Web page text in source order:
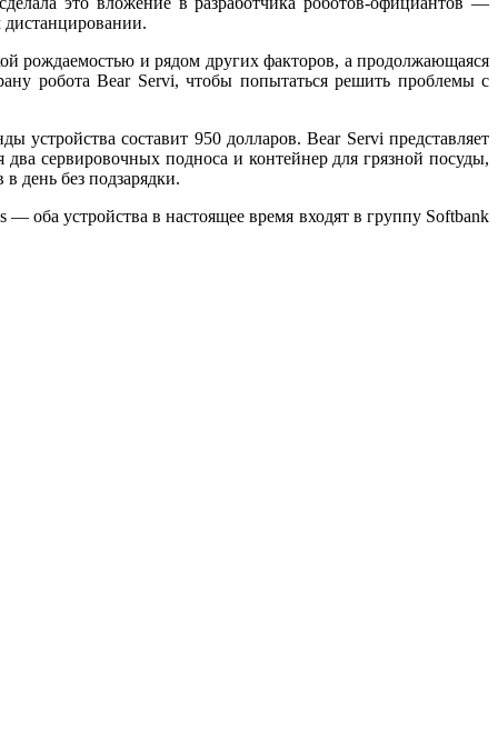
рождаемостью и рядом других факторов, а продолжающаяся
робота Bear Servi, чтобы попытаться решить проблемы с
устройства составит 950 долларов. Bear Servi представляет
сервировочных подноса и контейнер для грязной посуды,
день без подзарядки.
— оба устройства в настоящее время входят в группу Softbank